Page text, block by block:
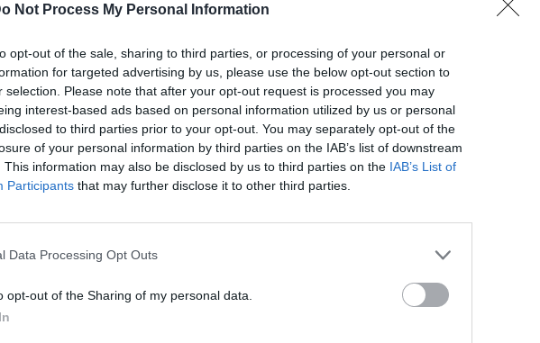
Not Process My Personal Information
opt-out of the sale, sharing to third parties, or processing of your personal or
for targeted advertising by us, please use the below opt-out section to
selection. Please note that after your opt-out request is processed you may
interest-based ads based on personal information utilized by us or personal
to third parties prior to your opt-out. You may separately opt-out of the
of your personal information by third parties on the IAB’s list of downstream
This information may also be disclosed by us to third parties on the IAB’s List of
Participants that may further disclose it to other third parties.
Data Processing Opt Outs
opt-out of the Sharing of my personal data.
υπόθεσή του τέθηκε στο αρχείο.
ΠΟΛΙΤΙΚΉ
ΟΠΕΚΕΠΕ: Δήλωση Σκρέκα μετά
την δίωξη της Ευρωπαϊκής
Εισαγγελίας
Η Συντακτική ομάδα του Libre